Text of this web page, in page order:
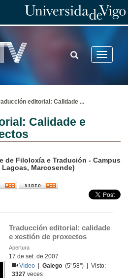
Toggle
TOGGLE
SEARCH
editorial: Calidade ...
Calidade e
de Filoloxía e Tradución - Campus
Marcosende)
Traducción editorial: calidade
e xestión de proxectos
Apertura
17 de set. de 2007
Vídeo
|Galego (5' 58'') | Visto:
3327 veces